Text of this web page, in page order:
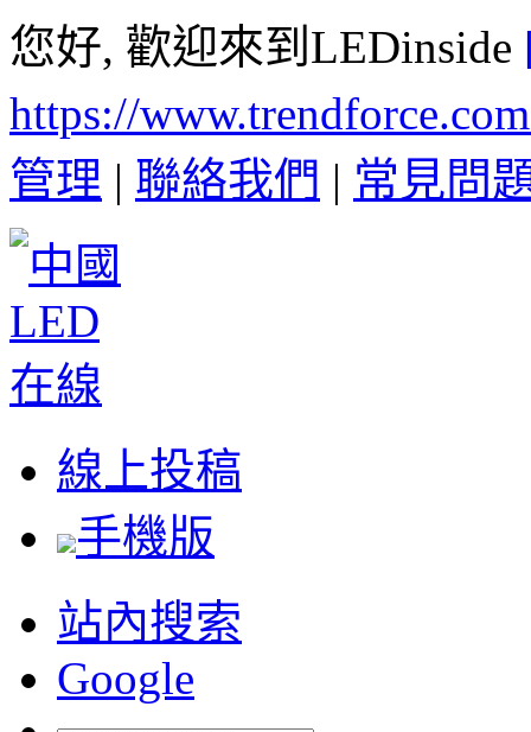
您好, 歡迎來到LEDinside
https://
管理 | 聯絡我們 | 常見問
線上投稿
手機版
站內搜索
Google